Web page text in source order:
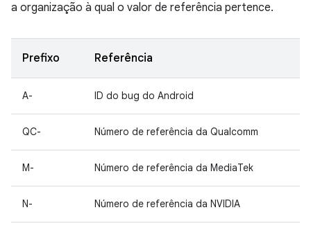
a organização à qual o valor de referência pertence.
Prefixo Referência
A- ID do bug do Android
QC- Número de referência da Qualcomm
M- Número de referência da MediaTek
N- Número de referência da NVIDIA